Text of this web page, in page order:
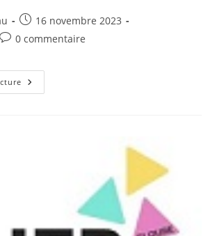
Publication
publiée :
16 novembre 2023
Commentaires
:
0 commentaire
Restaurants
Scolaires